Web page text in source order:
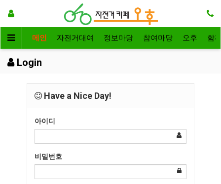
메인 자전거대여 정보마당 참여마당 오후 함
Login
Have a Nice Day!
아이디
비밀번호